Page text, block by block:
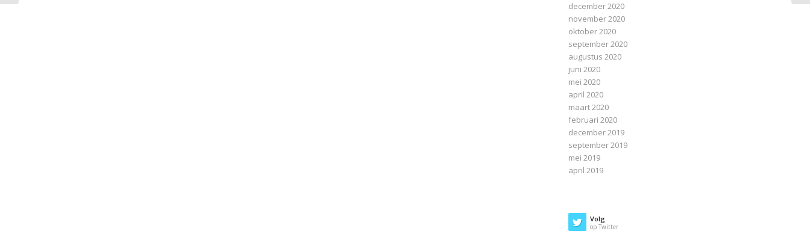
december 2020
november 2020
oktober 2020
september 2020
augustus 2020
juni 2020
mei 2020
april 2020
maart 2020
februari 2020
december 2019
september 2019
mei 2019
april 2019
Volg
op Twitter